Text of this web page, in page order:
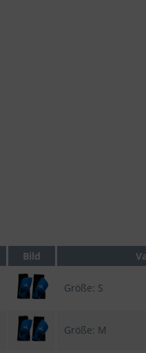
Bild
Größe: S
Größe: M